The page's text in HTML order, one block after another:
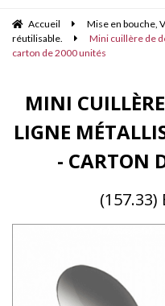
Accueil
Mise en bouche,
réutilisable.
Mini cuillère de
carton de 2000 unités
MINI
LIGNE
- CARTON
(157.33)